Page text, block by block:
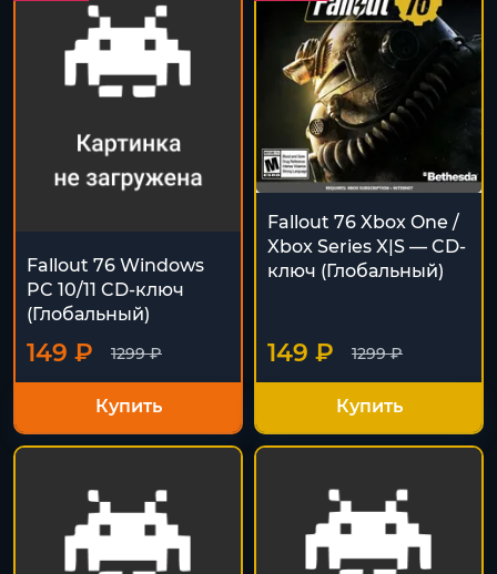
Fallout 76 Windows
PC 10/11 CD-ключ
(Глобальный)
1299 ₽
149 ₽
Купить
Fallout 76 Xbox One /
Xbox Series X|S — CD-
ключ (Глобальный)
1299 ₽
149 ₽
Купить